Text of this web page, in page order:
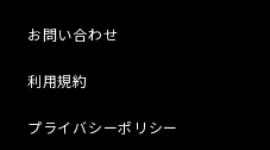
お問い合わせ
利用規約
プライバシーポリシー